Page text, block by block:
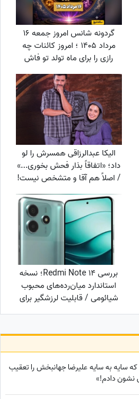
گردونه شانس امروز جمعه 16
مرداد 1405 ؛ امروز کائنات چه
رازی را برای ماه تولد تو فاش
الیکا عبدالرزاقی همسرش را لو
داد؛ «اتفاقاً بذار فحش بخوری...»
/ اصلاً هم آقا و متشخص نیست!
بررسی Redmi Note 14؛ نسخه
استاندارد میان‌رده‌های محبوب
شیائومی / قابلیت لرزشگیر برای
سایه به سایه علیرضا جهانبخش را تعقیب
دادم!»